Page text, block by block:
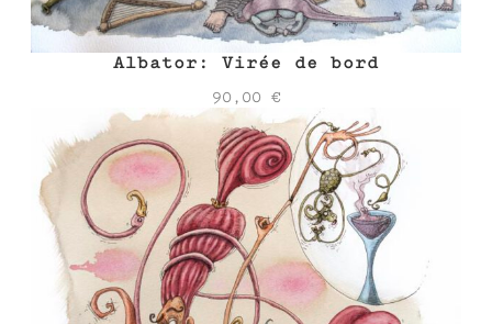
Albator: Virée de bord
90,00 €